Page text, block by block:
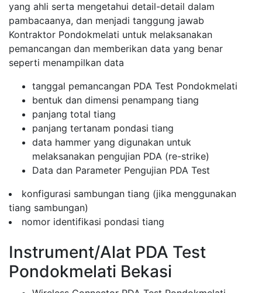
yang ahli serta mengetahui detail-detail dalam
pambacaanya, dan menjadi tanggung jawab
Kontraktor Pondokmelati untuk melaksanakan
pemancangan dan memberikan data yang benar
seperti menampilkan data
tanggal pemancangan PDA Test Pondokmelati
bentuk dan dimensi penampang tiang
panjang total tiang
panjang tertanam pondasi tiang
data hammer yang digunakan untuk
melaksanakan pengujian PDA (re-strike)
Data dan Parameter Pengujian PDA Test
konfigurasi sambungan tiang (jika menggunakan
tiang sambungan)
nomor identifikasi pondasi tiang
Instrument/Alat PDA Test
Pondokmelati Bekasi